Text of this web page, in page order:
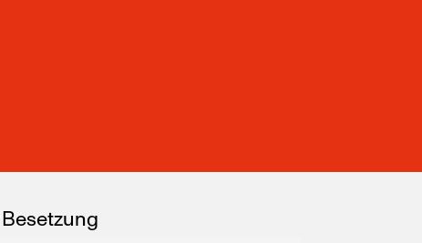
Besetzung